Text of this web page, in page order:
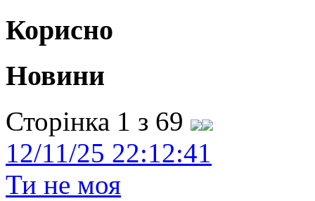
Корисно
Новини
Сторінка 1 з 69
12/11/25 22:12:41
Ти не моя